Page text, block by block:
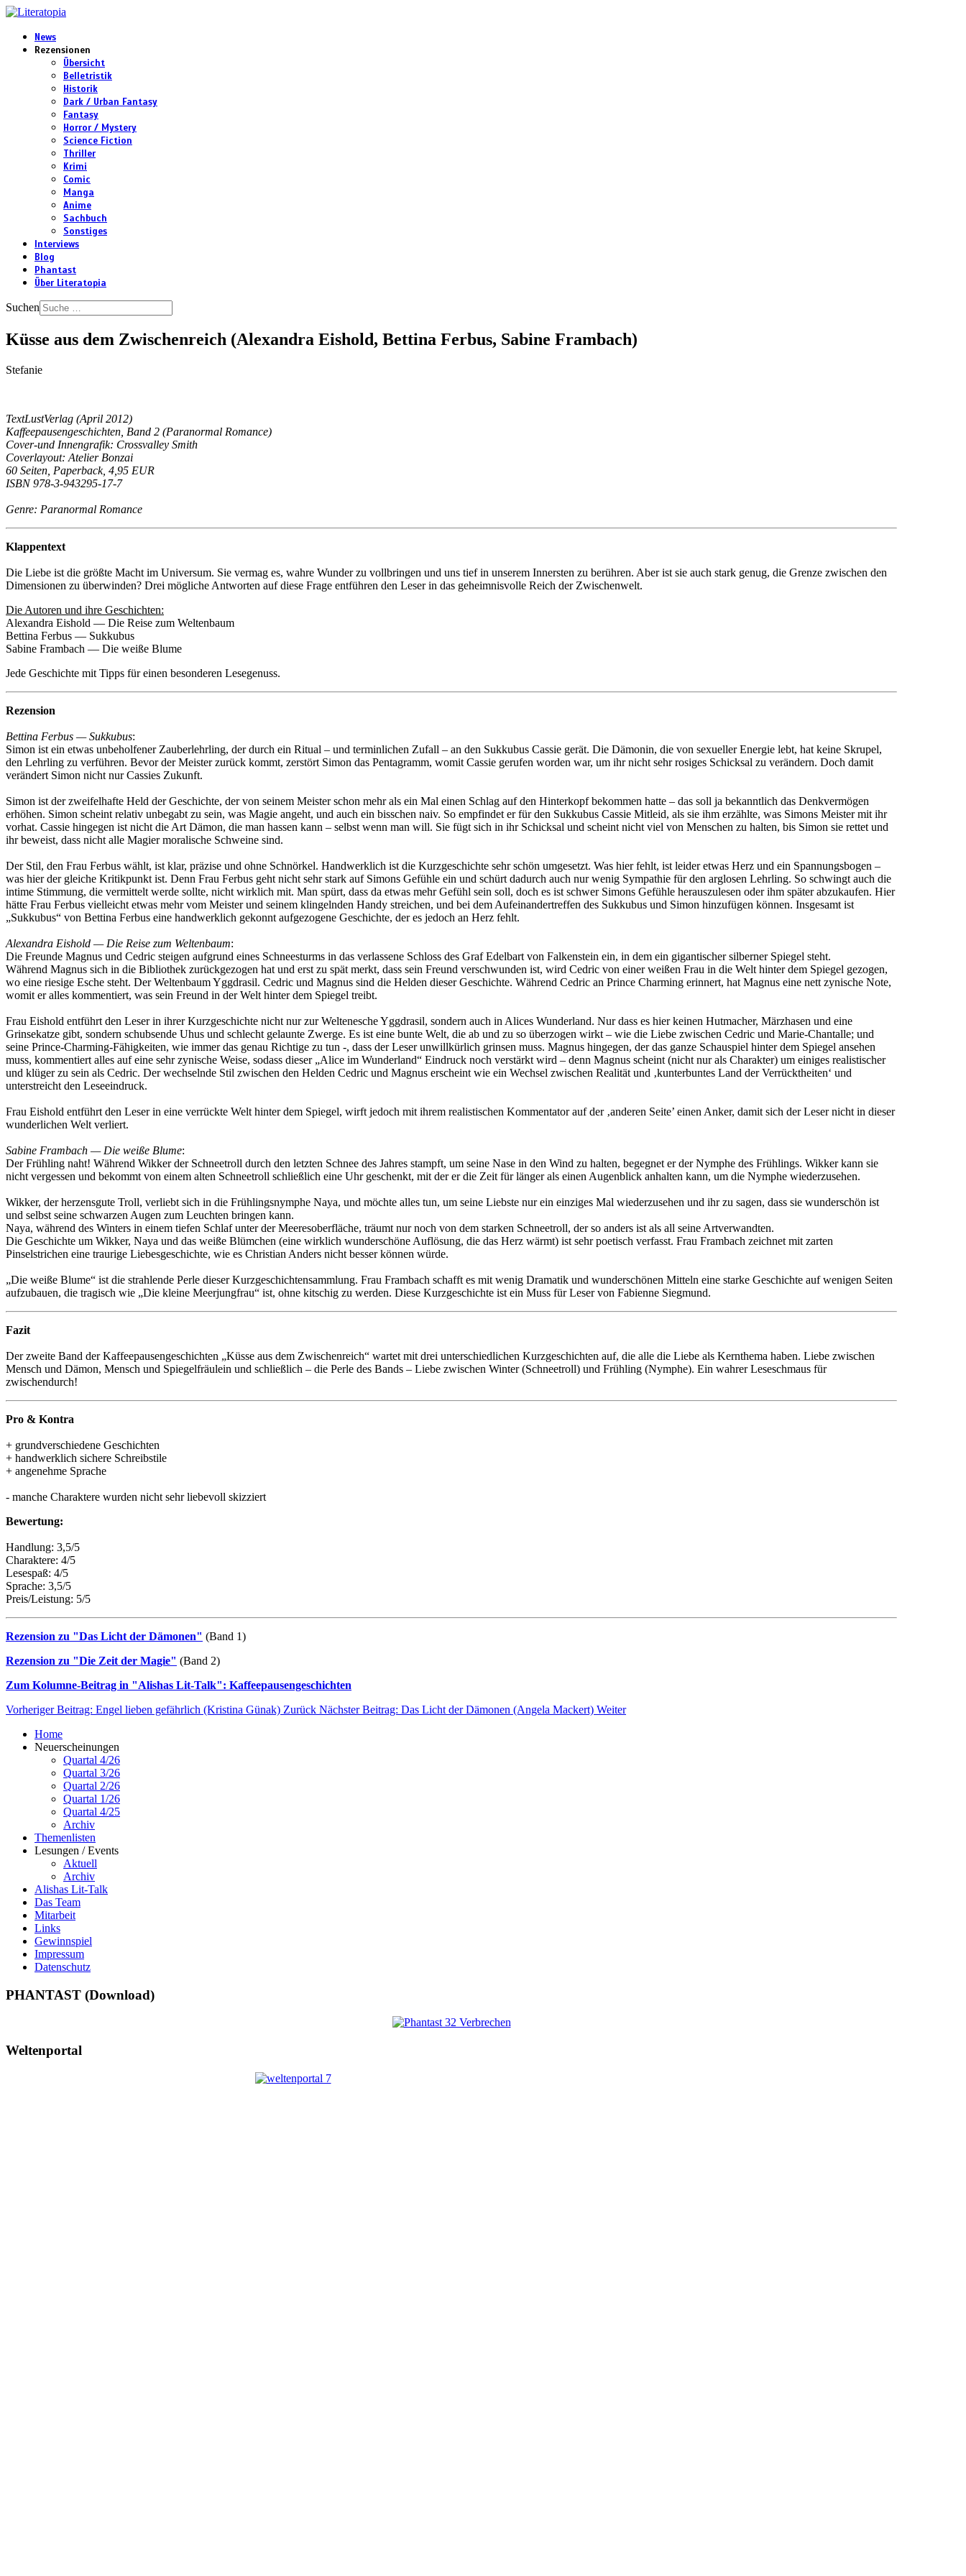
News
Rezensionen
Übersicht
Belletristik
Historik
Dark / Urban Fantasy
Fantasy
Horror / Mystery
Science Fiction
Thriller
Krimi
Comic
Manga
Anime
Sachbuch
Sonstiges
Interviews
Blog
Phantast
Über Literatopia
Suchen
Küsse aus dem Zwischenreich (Alexandra Eishold, Bettina Ferbus, Sabine Frambach)
Stefanie
TextLustVerlag (April 2012)
Kaffeepausengeschichten, Band 2 (Paranormal Romance)
Cover-und Innengrafik: Crossvalley Smith
Coverlayout: Atelier Bonzai
60 Seiten, Paperback, 4,95 EUR
ISBN 978-3-943295-17-7
Genre: Paranormal Romance
Klappentext
Die Liebe ist die größte Macht im Universum. Sie vermag es, wahre Wunder zu vollbringen und uns tief in unserem Innersten zu berühren. Aber ist sie auch stark genug, die Grenze zwischen den
Dimensionen zu überwinden? Drei mögliche Antworten auf diese Frage entführen den Leser in das geheimnisvolle Reich der Zwischenwelt.
Die Autoren und ihre Geschichten:
Alexandra Eishold — Die Reise zum Weltenbaum
Bettina Ferbus — Sukkubus
Sabine Frambach — Die weiße Blume
Jede Geschichte mit Tipps für einen besonderen Lesegenuss.
Rezension
Bettina Ferbus — Sukkubus:
Simon ist ein etwas unbeholfener Zauberlehrling, der durch ein Ritual – und terminlichen Zufall – an den Sukkubus Cassie gerät. Die Dämonin, die von sexueller Energie lebt, hat keine Skrupel,
den Lehrling zu verführen. Bevor der Meister zurück kommt, zerstört Simon das Pentagramm, womit Cassie gerufen worden war, um ihr nicht sehr rosiges Schicksal zu verändern. Doch damit
verändert Simon nicht nur Cassies Zukunft.
Simon ist der zweifelhafte Held der Geschichte, der von seinem Meister schon mehr als ein Mal einen Schlag auf den Hinterkopf bekommen hatte – das soll ja bekanntlich das Denkvermögen
erhöhen. Simon scheint relativ unbegabt zu sein, was Magie angeht, und auch ein bisschen naiv. So empfindet er für den Sukkubus Cassie Mitleid, als sie ihm erzählte, was Simons Meister mit ihr
vorhat. Cassie hingegen ist nicht die Art Dämon, die man hassen kann – selbst wenn man will. Sie fügt sich in ihr Schicksal und scheint nicht viel von Menschen zu halten, bis Simon sie rettet und
ihr beweist, dass nicht alle Magier moralische Schweine sind.
Der Stil, den Frau Ferbus wählt, ist klar, präzise und ohne Schnörkel. Handwerklich ist die Kurzgeschichte sehr schön umgesetzt. Was hier fehlt, ist leider etwas Herz und ein Spannungsbogen –
was hier der gleiche Kritikpunkt ist. Denn Frau Ferbus geht nicht sehr stark auf Simons Gefühle ein und schürt dadurch auch nur wenig Sympathie für den arglosen Lehrling. So schwingt auch die
intime Stimmung, die vermittelt werde sollte, nicht wirklich mit. Man spürt, dass da etwas mehr Gefühl sein soll, doch es ist schwer Simons Gefühle herauszulesen oder ihm später abzukaufen. Hier
hätte Frau Ferbus vielleicht etwas mehr vom Meister und seinem klingelnden Handy streichen, und bei dem Aufeinandertreffen des Sukkubus und Simon hinzufügen können. Insgesamt ist
„Sukkubus“ von Bettina Ferbus eine handwerklich gekonnt aufgezogene Geschichte, der es jedoch an Herz fehlt.
Alexandra Eishold — Die Reise zum Weltenbaum:
Die Freunde Magnus und Cedric steigen aufgrund eines Schneesturms in das verlassene Schloss des Graf Edelbart von Falkenstein ein, in dem ein gigantischer silberner Spiegel steht.
Während Magnus sich in die Bibliothek zurückgezogen hat und erst zu spät merkt, dass sein Freund verschwunden ist, wird Cedric von einer weißen Frau in die Welt hinter dem Spiegel gezogen,
wo eine riesige Esche steht. Der Weltenbaum Yggdrasil. Cedric und Magnus sind die Helden dieser Geschichte. Während Cedric an Prince Charming erinnert, hat Magnus eine nett zynische Note,
womit er alles kommentiert, was sein Freund in der Welt hinter dem Spiegel treibt.
Frau Eishold entführt den Leser in ihrer Kurzgeschichte nicht nur zur Weltenesche Yggdrasil, sondern auch in Alices Wunderland. Nur dass es hier keinen Hutmacher, Märzhasen und eine
Grinsekatze gibt, sondern schubsende Uhus und schlecht gelaunte Zwerge. Es ist eine bunte Welt, die ab und zu so überzogen wirkt – wie die Liebe zwischen Cedric und Marie-Chantalle; und
seine Prince-Charming-Fähigkeiten, wie immer das genau Richtige zu tun -, dass der Leser unwillkürlich grinsen muss. Magnus hingegen, der das ganze Schauspiel hinter dem Spiegel ansehen
muss, kommentiert alles auf eine sehr zynische Weise, sodass dieser „Alice im Wunderland“ Eindruck noch verstärkt wird – denn Magnus scheint (nicht nur als Charakter) um einiges realistischer
und klüger zu sein als Cedric. Der wechselnde Stil zwischen den Helden Cedric und Magnus erscheint wie ein Wechsel zwischen Realität und ‚kunterbuntes Land der Verrücktheiten‘ und
unterstreicht den Leseeindruck.
Frau Eishold entführt den Leser in eine verrückte Welt hinter dem Spiegel, wirft jedoch mit ihrem realistischen Kommentator auf der ‚anderen Seite’ einen Anker, damit sich der Leser nicht in dieser
wunderlichen Welt verliert.
Sabine Frambach — Die weiße Blume:
Der Frühling naht! Während Wikker der Schneetroll durch den letzten Schnee des Jahres stampft, um seine Nase in den Wind zu halten, begegnet er der Nymphe des Frühlings. Wikker kann sie
nicht vergessen und bekommt von einem alten Schneetroll schließlich eine Uhr geschenkt, mit der er die Zeit für länger als einen Augenblick anhalten kann, um die Nymphe wiederzusehen.
Wikker, der herzensgute Troll, verliebt sich in die Frühlingsnymphe Naya, und möchte alles tun, um seine Liebste nur ein einziges Mal wiederzusehen und ihr zu sagen, dass sie wunderschön ist
und selbst seine schwarzen Augen zum Leuchten bringen kann.
Naya, während des Winters in einem tiefen Schlaf unter der Meeresoberfläche, träumt nur noch von dem starken Schneetroll, der so anders ist als all seine Artverwandten.
Die Geschichte um Wikker, Naya und das weiße Blümchen (eine wirklich wunderschöne Auflösung, die das Herz wärmt) ist sehr poetisch verfasst. Frau Frambach zeichnet mit zarten
Pinselstrichen eine traurige Liebesgeschichte, wie es Christian Anders nicht besser können würde.
„Die weiße Blume“ ist die strahlende Perle dieser Kurzgeschichtensammlung. Frau Frambach schafft es mit wenig Dramatik und wunderschönen Mitteln eine starke Geschichte auf wenigen Seiten
aufzubauen, die tragisch wie „Die kleine Meerjungfrau“ ist, ohne kitschig zu werden. Diese Kurzgeschichte ist ein Muss für Leser von Fabienne Siegmund.
Fazit
Der zweite Band der Kaffeepausengeschichten „Küsse aus dem Zwischenreich“ wartet mit drei unterschiedlichen Kurzgeschichten auf, die alle die Liebe als Kernthema haben. Liebe zwischen
Mensch und Dämon, Mensch und Spiegelfräulein und schließlich – die Perle des Bands – Liebe zwischen Winter (Schneetroll) und Frühling (Nymphe). Ein wahrer Leseschmaus für
zwischendurch!
Pro & Kontra
+ grundverschiedene Geschichten
+ handwerklich sichere Schreibstile
+ angenehme Sprache
- manche Charaktere wurden nicht sehr liebevoll skizziert
Bewertung:
Handlung: 3,5/5
Charaktere: 4/5
Lesespaß: 4/5
Sprache: 3,5/5
Preis/Leistung: 5/5
Rezension zu "Das Licht der Dämonen" (Band 1)
Rezension zu "Die Zeit der Magie" (Band 2)
Zum Kolumne-Beitrag in "Alishas Lit-Talk": Kaffeepausengeschichten
Vorheriger Beitrag: Engel lieben gefährlich (Kristina Günak) Zurück Nächster Beitrag: Das Licht der Dämonen (Angela Mackert) Weiter
Home
Neuerscheinungen
Quartal 4/26
Quartal 3/26
Quartal 2/26
Quartal 1/26
Quartal 4/25
Archiv
Themenlisten
Lesungen / Events
Aktuell
Archiv
Alishas Lit-Talk
Das Team
Mitarbeit
Links
Gewinnspiel
Impressum
Datenschutz
PHANTAST (Download)
Weltenportal